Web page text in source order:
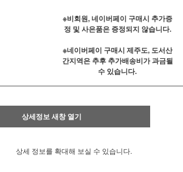
※비회원, 네이버페이 구매시 추가증
정 및 사은품은 증정되지 않습니다.
※네이버페이 구매시 제주도, 도서산
간지역은 추후 추가배송비가 과금될
수 있습니다.
상세정보 새창 열기
상세 정보를 확대해 보실 수 있습니다.